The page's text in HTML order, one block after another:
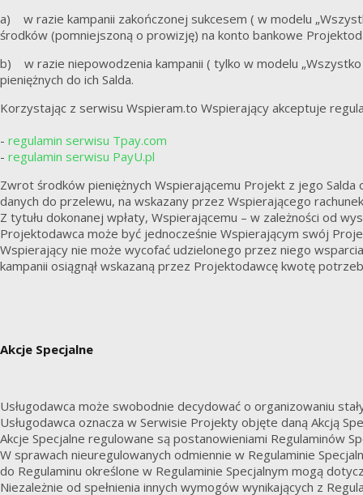
a) w razie kampanii zakończonej sukcesem ( w modelu
środków (pomniejszoną o prowizję) na konto bankowe
b) w razie niepowodzenia kampanii ( tylko w modelu „Wszystko
pieniężnych do ich Salda.
Korzystając z serwisu Wspieram.to Wspierający akceptuje
- regulamin serwisu Tpay.com
- regulamin serwisu PayU.pl
Zwrot środków pieniężnych Wspierającemu Projekt z jego
danych do przelewu, na wskazany przez Wspierającego
Z tytułu dokonanej wpłaty, Wspierającemu – w zależności od
Projektodawca może być jednocześnie Wspierającym swój
Wspierający nie może wycofać udzielonego przez niego
kampanii osiągnął wskazaną przez Projektodawcę kwotę
Akcje Specjalne
Usługodawca może swobodnie decydować o organizowaniu
Usługodawca oznacza w Serwisie Projekty objęte daną Akcją
Akcje Specjalne regulowane są postanowieniami Regulaminów
W sprawach nieuregulowanych odmiennie w Regulaminie
do Regulaminu określone w Regulaminie Specjalnym mogą
Niezależnie od spełnienia innych wymogów wynikających z